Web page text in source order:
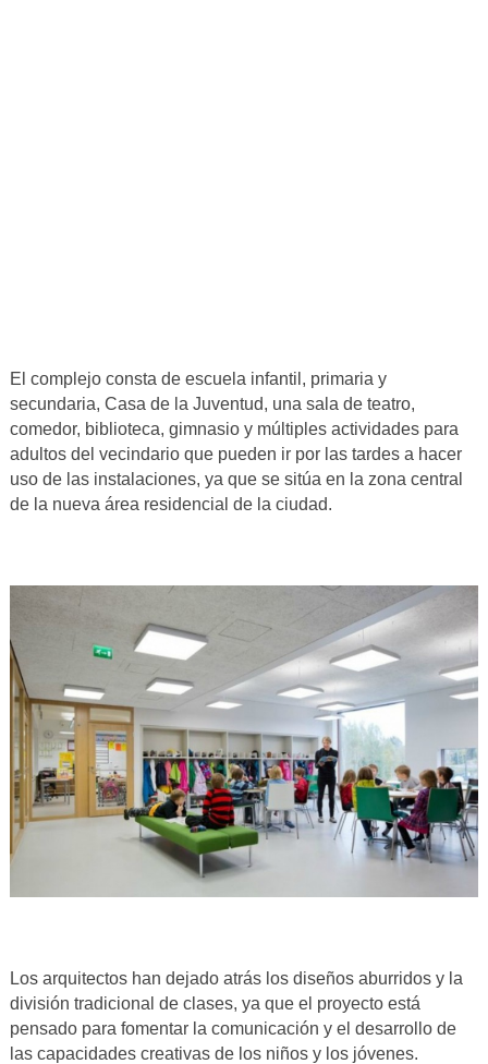
El complejo consta de escuela infantil, primaria y
secundaria, Casa de la Juventud, una sala de teatro,
comedor, biblioteca, gimnasio y múltiples actividades para
adultos del vecindario que pueden ir por las tardes a hacer
uso de las instalaciones, ya que se sitúa en la zona central
de la nueva área residencial de la ciudad.
Los arquitectos han dejado atrás los diseños aburridos y la
división tradicional de clases, ya que el proyecto está
pensado para fomentar la comunicación y el desarrollo de
las capacidades creativas de los niños y los jóvenes.